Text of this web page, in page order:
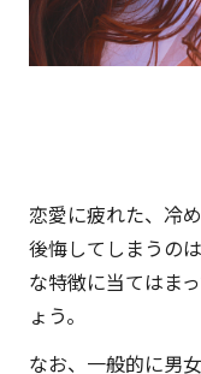
恋愛に疲れた、冷
後悔してしまうの
な特徴に当てはま
ょう。
なお、一般的に男